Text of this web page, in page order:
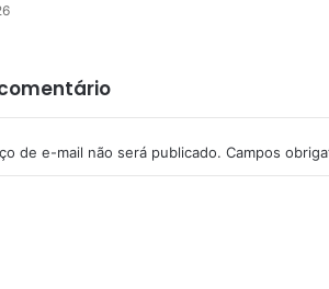
de e-mail não será publicado. Campos